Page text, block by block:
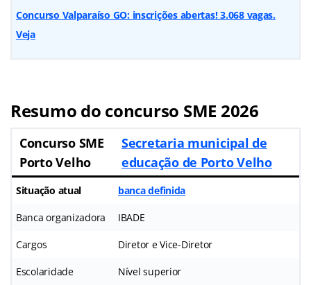
Concurso Valparaíso GO: inscrições abertas! 3.068 vagas.
Veja
Resumo do concurso SME 2026
Concurso SME
Porto Velho
Secretaria municipal de
educação de Porto Velho
Situação atual banca definida
Banca organizadora IBADE
Cargos Diretor e Vice-Diretor
Escolaridade Nível superior